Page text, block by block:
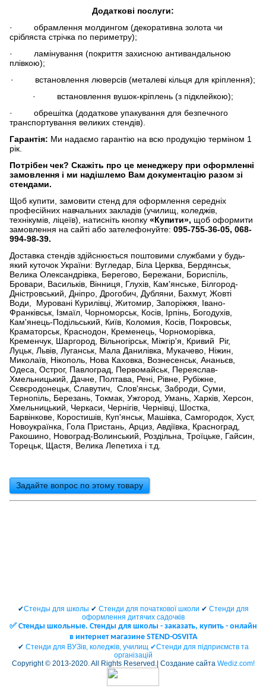
Додаткові послуги:
· обрамлення молдингом (декоративна золота чи
срібляста стрічка по периметру);
· ламінування (покриття захисною антивандальною
плівкою);
· встановлення люверсів (металеві кільця для кріплення);
· встановлення вушок-кріплень (з підклейкою);
· обрешітка (додаткове упакування для безпечного
транспортування великих стендів).
Гарантія: Ми надаємо гарантію на всю продукцію терміном 1
рік.
Потрібен чек? Скажіть про це менеджеру при оформленні
замовлення і ми надішлемо Вам документацію разом зі
стендами.
Щоб купити, замовити стенд для оформлення середніх
професійних навчальних закладів (училищ, коледжів,
технікумів, ліцеїв), натисніть кнопку «Купити», щоб оформити
замовлення на сайті або зателефонуйте: 095-755-36-05, 068-
994-98-39.
Доставка стендів здійснюється поштовими службами у будь-
який куточок України: Вугледар, Біла Церква, Бердянськ,
Велика Олександрівка, Берегово, Бережани, Бориспіль,
Бровари, Васильків, Вінниця, Глухів, Кам'янське, Білгород-
Дністровський, Дніпро, Дрогобич, Дубляни, Бахмут, Жовті
Води, Муровані Курилівці, Житомир, Запоріжжя, Івано-
Франківськ, Ізмаїл, Чорноморськ, Косів, Ірпінь, Богодухів,
Кам'янець-Подільський, Київ, Коломия, Косів, Покровськ,
Краматорськ, Краснодон, Кременець, Чорноморівка,
Кременчук, Шаргород, Вільногірськ, Міжгір'я, Кривий Ріг,
Луцьк, Львів, Луганськ, Мала Данилівка, Мукачево, Ніжин,
Миколаїв, Нікополь, Нова Каховка, Вознесенськ, Ананьєв,
Одеса, Острог, Павлоград, Первомайськ, Переяслав-
Хмельницький, Дачне, Полтава, Рені, Рівне, Рубіжне,
Сєвєродонецьк, Славутич, Слов'янськ, Заброди, Суми,
Тернопіль, Березань, Токмак, Ужгород, Умань, Харків, Херсон,
Хмельницький, Черкаси, Чернігів, Чернівці, Шостка,
Барвінкове, Коростишів, Куп'янськ, Машівка, Самгородок, Хуст,
Новоукраїнка, Гола Пристань, Арциз, Авдіївка, Красноград,
Ракошино, Новоград-Волинський, Роздільна, Троїцьке, Гайсин,
Торецьк, Щастя, Велика Лепетиха і т.д.
Задайте вопрос по этому товару
✔Стенды для школы ✔ Стенди для початкової школи ✔ Стенди для
оформлення дитячих садочків
✅ Cтенды школьные. Стенды для школы - заказать, купить - онлайн
в интернет магазине STEND-OSVITA
✔ Стенди для ВУЗів, коледжів, училищ ✔Стенди для підприємств та
організацій
Copyright © 2013-2020. All Rights Reserved.| Создание сайта Wediz.com!